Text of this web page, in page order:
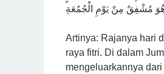
Artinya: Rajanya hari
raya fitri. Di dalam
mengeluarkannya